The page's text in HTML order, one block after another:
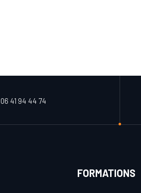
06 41 94 44 74
FORMATIONS